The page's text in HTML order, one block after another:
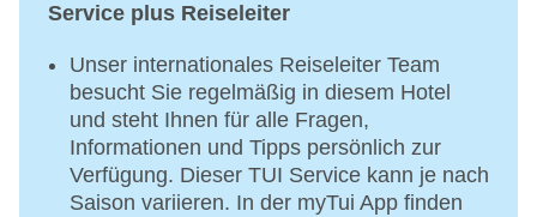
Service plus Reiseleiter
Unser internationales Reiseleiter Team
besucht Sie regelmäßig in diesem Hotel
und steht Ihnen für alle Fragen,
Informationen und Tipps persönlich zur
Verfügung. Dieser TUI Service kann je nach
Saison variieren. In der myTui App finden